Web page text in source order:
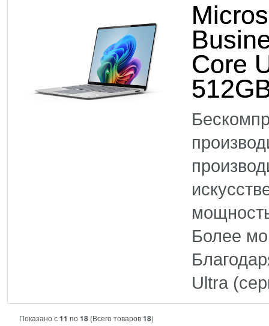
Core
Более
Ultra
Показано с11 по18 (Всего товаров18)